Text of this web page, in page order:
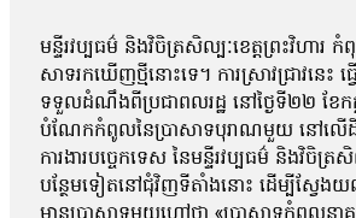
មន្ទីរវប្បធម៌ និងវិចិត្រសិល្បៈខេត្តព្រះវិហា
សាទរកឃើញថ្មីនោះទេ។ ការស្រាវជ្រាវនេ
ទទួលដំណឹងពីប្រជាពលរដ្ឋ នៅថ្ងៃទី២២ ខែកក្
បំណែកកំពូលនៃប្រាសាទបុរាណមួយ នៅលើដីផ្ទ
ការងារបច្ចេកទេស នៃមន្ទីរវប្បធម៌ និងវិ
បន្ថែមទៀតនៅជុំវិញទីតាំងនោះ ដើម្បីស្វែងយ